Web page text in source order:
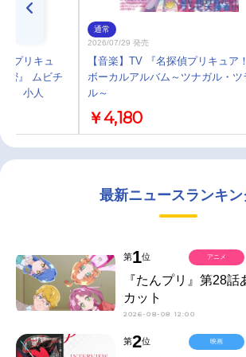
プリキュ
密』 ムビチ
ル 小人
通常
2026/07/29 発売
【音楽】TV 『名探偵プリキュア！
ボーカルアルバム～ツナガル・ツ
ル～
￥4,180
最新ニュースランキン
第1位
『たんプリ』第28
カット
2026-08-08 12:00
アニメ
第2位 映画